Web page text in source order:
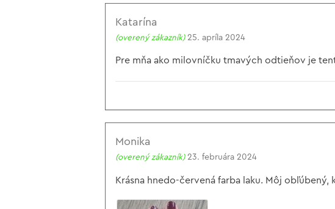
Katarína
(overený zákazník) 25. apríla 2024
Pre mňa ako milovníčku tmavých odtieňov je
Monika
(overený zákazník) 23. februára 2024
Krásna hnedo-červená farba laku. Môj obľúbený,